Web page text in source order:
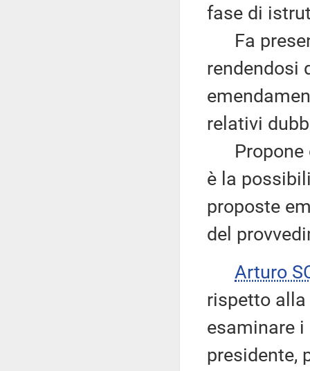
fase di
Fa
rendendosi
relativi
Propone
è la
proposte
del
Arturo
rispetto
esaminare
presidente,